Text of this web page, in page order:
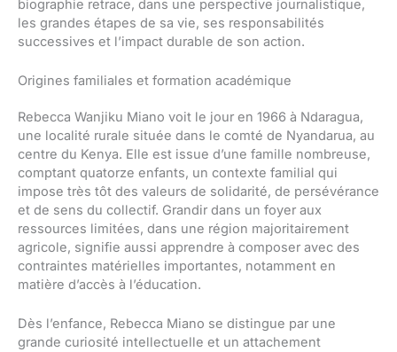
biographie retrace, dans une perspective journalistique,
les grandes étapes de sa vie, ses responsabilités
successives et l’impact durable de son action.
Origines familiales et formation académique
Rebecca Wanjiku Miano voit le jour en 1966 à Ndaragua,
une localité rurale située dans le comté de Nyandarua, au
centre du Kenya. Elle est issue d’une famille nombreuse,
comptant quatorze enfants, un contexte familial qui
impose très tôt des valeurs de solidarité, de persévérance
et de sens du collectif. Grandir dans un foyer aux
ressources limitées, dans une région majoritairement
agricole, signifie aussi apprendre à composer avec des
contraintes matérielles importantes, notamment en
matière d’accès à l’éducation.
Dès l’enfance, Rebecca Miano se distingue par une
grande curiosité intellectuelle et un attachement